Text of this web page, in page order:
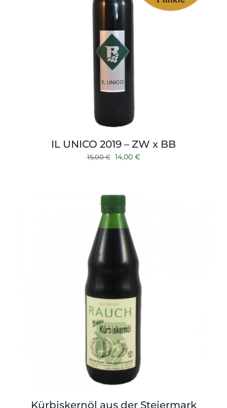
IL UNICO 2019 – ZW x BB
15,00€ Ursprünglicher
15,00 €
14,00 €Aktueller
Kürbiskernöl aus der Steiermark